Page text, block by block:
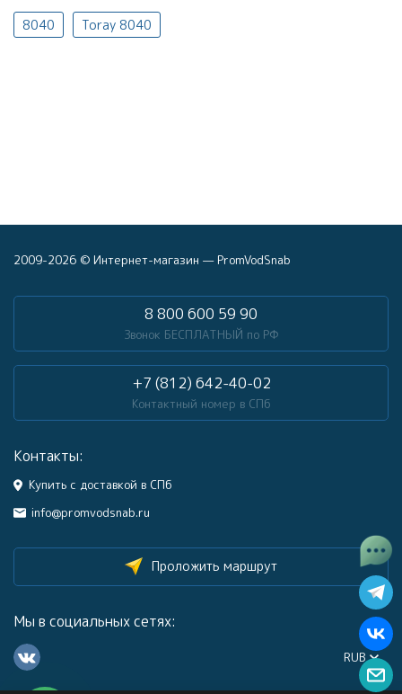
8040 Toray 8040
2009-2026 © Интернет-магазин — PromVodSnab
8 800 600 59 90
Звонок БЕСПЛАТНЫЙ по РФ
+7 (812) 642-40-02
Контактный номер в СПб
Контакты:
Купить с доставкой в СПб
info@promvodsnab.ru
Проложить маршрут
Мы в социальных сетях:
RUB